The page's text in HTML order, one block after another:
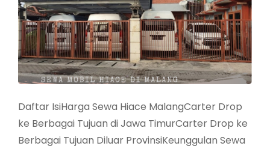
Daftar IsiHarga Sewa Hiace MalangCarter Drop
ke Berbagai Tujuan di Jawa TimurCarter Drop ke
Berbagai Tujuan Diluar ProvinsiKeunggulan Sewa